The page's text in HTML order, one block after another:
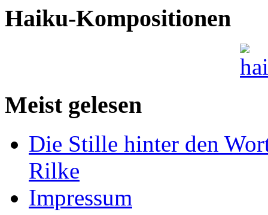
Haiku-Kompositionen
Meist gelesen
Die Stille hinter den
Rilke
Impressum